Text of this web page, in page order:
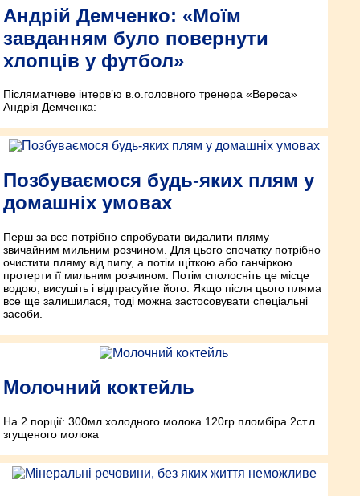
Андрій Демченко: «Моїм
завданням було повернути
хлопців у футбол»
Післяматчеве інтерв’ю в.о.головного тренера «Вереса»
Андрія Демченка:
Позбуваємося будь-яких плям у
домашніх умовах
Перш за все потрібно спробувати видалити пляму
звичайним мильним розчином. Для цього спочатку потрібно
очистити пляму від пилу, а потім щіткою або ганчіркою
протерти її мильним розчином. Потім сполосніть це місце
водою, висушіть і відпрасуйте його. Якщо після цього пляма
все ще залишилася, тоді можна застосовувати спеціальні
засоби.
Молочний коктейль
На 2 порції: 300мл холодного молока 120гр.пломбіра 2ст.л.
згущеного молока